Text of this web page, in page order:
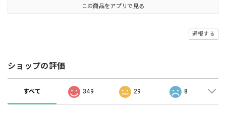
この商品をアプリで見る
通報する
ショップの評価
すべて 349 29 8